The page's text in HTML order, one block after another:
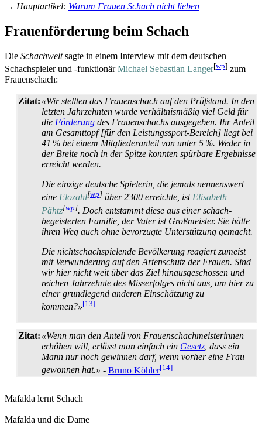
→ Hauptartikel: Warum Frauen Schach nicht lieben
Frauenförderung beim Schach
Die Schachweltsagte in einem Interview mit dem deutschen
Schachspieler und -funktionärMichael Sebastian Langer[wp] zum
Frauenschach:
Zitat: «Wir stellten das Frauenschach auf den Prüfstand. In den
letzten Jahrzehnten wurde verhältnismäßig viel Geld für
die Förderung des Frauenschachs ausgegeben. Ihr Anteil
am Gesamttopf [für den Leistungs­sport-Bereich] liegt bei
41 % bei einem Mitglieder­anteil von unter 5 %. Weder in
der Breite noch in der Spitze konnten spürbare Ergebnisse
erreicht werden.
Die einzige deutsche Spielerin, die jemals nennenswert
eine Elozahl[wp] über 2300 erreichte, istElisabeth
Pähtz[wp]. Doch entstammt diese aus einer schach­
begeisterten Familie, der Vater ist Großmeister. Sie hätte
ihren Weg auch ohne bevorzugte Unterstützung gemacht.
Die nicht­schach­spielende Bevölkerung reagiert zumeist
mit Verwunderung auf den Artenschutz der Frauen. Sind
wir hier nicht weit über das Ziel hinaus­geschossen und
reichen Jahrzehnte des Misserfolges nicht aus, um hier zu
einer grundlegend anderen Einschätzung zu
kommen?»[13]
Zitat: «Wenn man den Anteil von Frauenschach­meisterinnen
erhöhen will, erlässt man einfach ein Gesetz, dass ein
Mann nur noch gewinnen darf, wenn vorher eine Frau
gewonnen hat.» - Bruno Köhler[14]
Mafalda lernt Schach
Mafalda und die Dame